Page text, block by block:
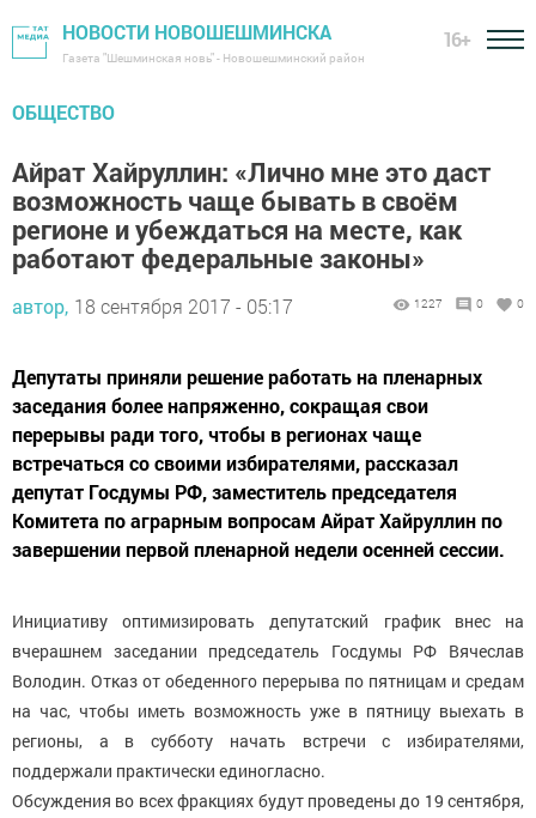
НОВОСТИ НОВОШЕШМИНСКА
Газета "Шешминская новь" - Новошешминский район
16+
ОБЩЕСТВО
Айрат Хайруллин: «Лично мне это даст
возможность чаще бывать в своём
регионе и убеждаться на месте, как
работают федеральные законы»
автор, 18 сентября 2017 - 05:17 1227 0 0
Депутаты приняли решение работать на пленарных
заседания более напряженно, сокращая свои
перерывы ради того, чтобы в регионах чаще
встречаться со своими избирателями, рассказал
депутат Госдумы РФ, заместитель председателя
Комитета по аграрным вопросам Айрат Хайруллин по
завершении первой пленарной недели осенней сессии.
​Инициативу оптимизировать депутатский график внес на
вчерашнем заседании председатель Госдумы РФ Вячеслав
Володин. Отказ от обеденного перерыва по пятницам и средам
на час, чтобы иметь возможность уже в пятницу выехать в
регионы, а в субботу начать встречи с избирателями,
поддержали практически единогласно.
Обсуждения во всех фракциях будут проведены до 19 сентября,